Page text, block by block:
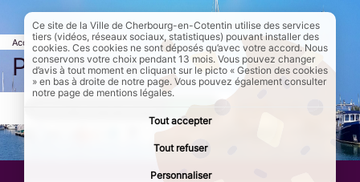
Accueil Page active :
Plan du site
Plan du site
Ce site de la Ville de Cherbourg-en-Cotentin utilise des services
tiers (vidéos, réseaux sociaux, statistiques) pouvant installer des
cookies. Ces cookies ne sont déposés qu’avec votre accord. Nous
conservons votre choix pendant 13 mois. Vous pouvez changer
d’avis à tout moment en cliquant sur le picto « Gestion des cookies
» en bas à droite de notre page. Vous pouvez également consulter
notre page de mentions légales.
Tout accepter
Tout refuser
Personnaliser